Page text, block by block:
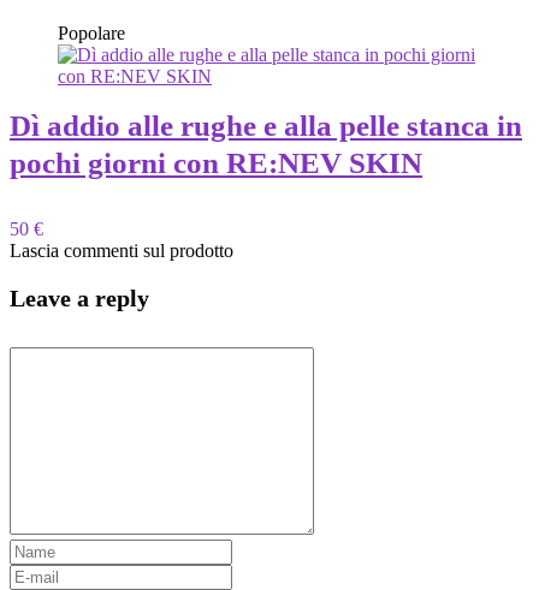
Popolare
Dì addio alle rughe e alla pelle stanca in
pochi giorni con RE:NEV SKIN
50 €
Lascia commenti sul prodotto
Leave a reply